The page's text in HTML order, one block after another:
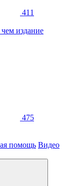
411
издание
475
помощь Видео